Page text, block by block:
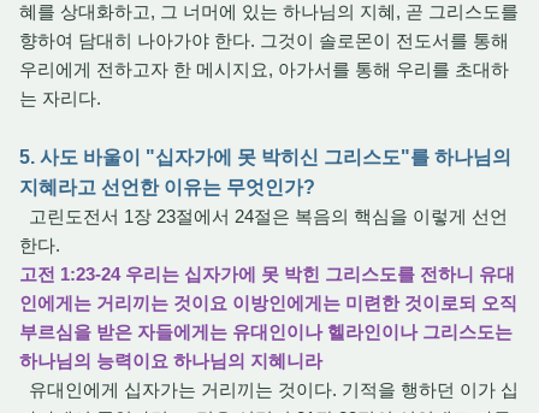
혜를 상대화하고, 그 너머에 있는 하나님의 지혜, 곧 그리스도를
향하여 담대히 나아가야 한다. 그것이 솔로몬이 전도서를 통해
우리에게 전하고자 한 메시지요, 아가서를 통해 우리를 초대하
는 자리다.
5. 사도 바울이 "십자가에 못 박히신 그리스도"를 하나님의
지혜라고 선언한 이유는 무엇인가?
고린도전서 1장 23절에서 24절은 복음의 핵심을 이렇게 선언
한다.
고전 1:23-24 우리는 십자가에 못 박힌 그리스도를 전하니 유대
인에게는 거리끼는 것이요 이방인에게는 미련한 것이로되 오직
부르심을 받은 자들에게는 유대인이나 헬라인이나 그리스도는
하나님의 능력이요 하나님의 지혜니라
유대인에게 십자가는 거리끼는 것이다. 기적을 행하던 이가 십